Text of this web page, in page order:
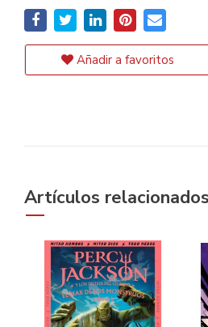
Añadir a favoritos
Artículos relacionados